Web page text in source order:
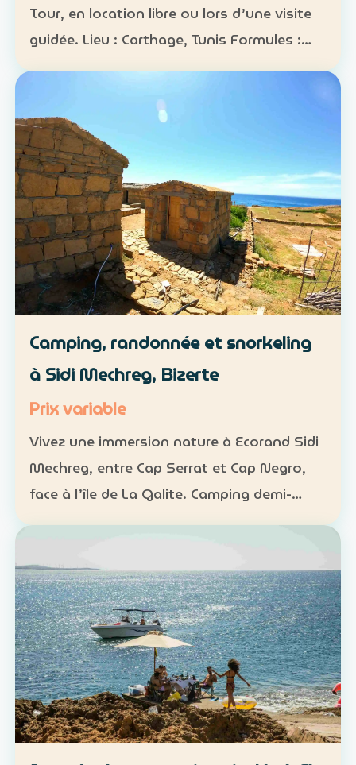
Tour, en location libre ou lors d’une visite
guidée. Lieu : Carthage, Tunis Formules :
location libre ou parcours accompagné
patrimoine lo…
Camping, randonnée et snorkeling
à Sidi Mechreg, Bizerte
Prix variable
Vivez une immersion nature à Ecorand Sidi
Mechreg, entre Cap Serrat et Cap Negro,
face à l’île de La Galite. Camping demi-
pension : 65 DT Camping pension complète
déjeuner : 120 DT…